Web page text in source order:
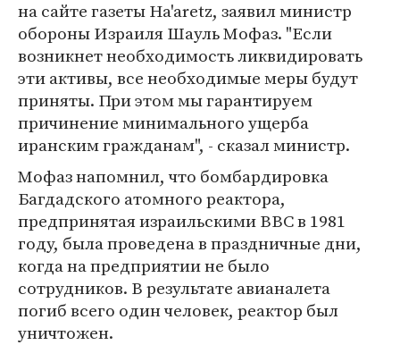
на сайте газеты Ha'aretz, заявил министр
обороны Израиля Шауль Мофаз. "Если
возникнет необходимость ликвидировать
эти активы, все необходимые меры будут
приняты. При этом мы гарантируем
причинение минимального ущерба
иранским гражданам", - сказал министр.
Мофаз напомнил, что бомбардировка
Багдадского атомного реактора,
предпринятая израильскими ВВС в 1981
году, была проведена в праздничные дни,
когда на предприятии не было
сотрудников. В результате авианалета
погиб всего один человек, реактор был
уничтожен.